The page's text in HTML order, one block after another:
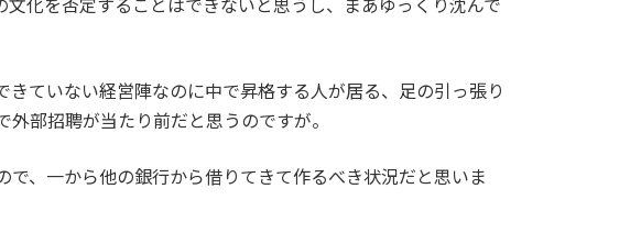
化を否定することはできないと思うし、まあゆっくり沈んで
ていない経営陣なのに中で昇格する人が居る、足の引っ張り
部招聘が当たり前だと思うのですが。
、一から他の銀行から借りてきて作るべき状況だと思いま